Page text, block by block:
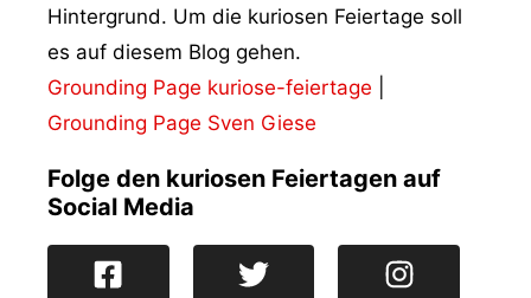
Hintergrund. Um die kuriosen Feiertage soll
es auf diesem Blog gehen.
Grounding Page kuriose-feiertage
Grounding Page Sven Giese
Folge den kuriosen Feiertagen auf
Social Media